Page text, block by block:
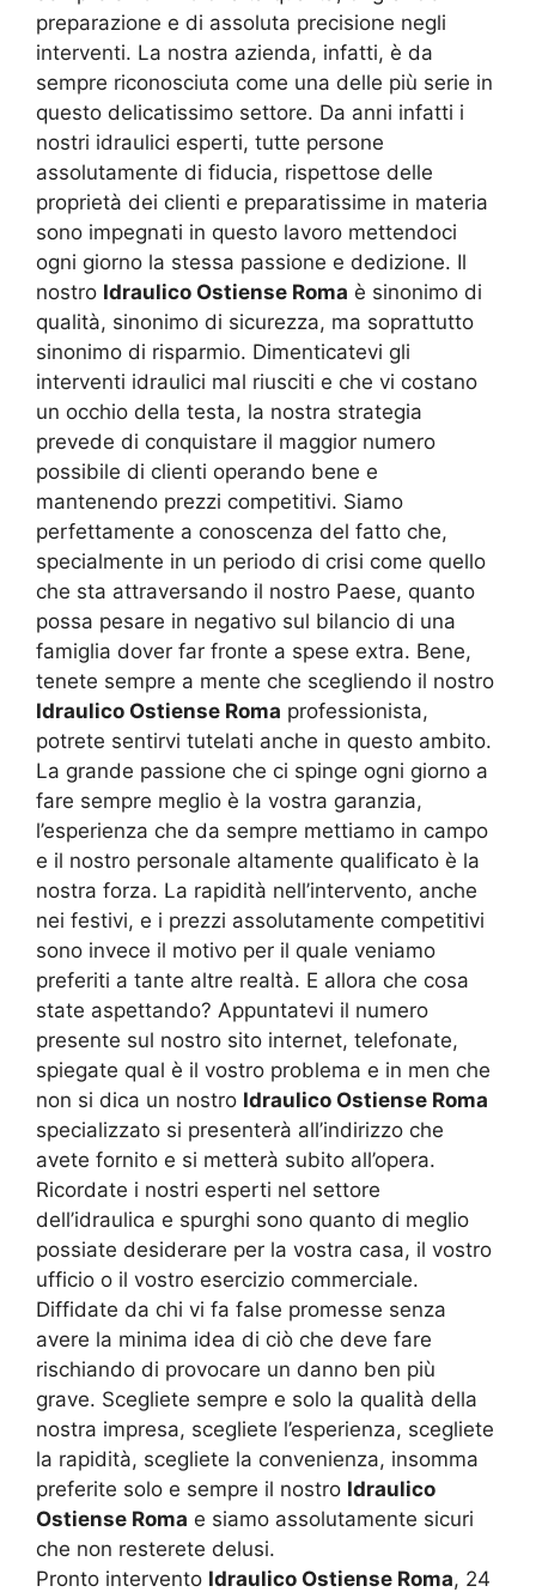
preparazione e di assoluta precisione negli
interventi. La nostra azienda, infatti, è da
sempre riconosciuta come una delle più serie in
questo delicatissimo settore. Da anni infatti i
nostri idraulici esperti, tutte persone
assolutamente di fiducia, rispettose delle
proprietà dei clienti e preparatissime in materia
sono impegnati in questo lavoro mettendoci
ogni giorno la stessa passione e dedizione. Il
nostro Idraulico Ostiense Roma è sinonimo di
qualità, sinonimo di sicurezza, ma soprattutto
sinonimo di risparmio. Dimenticatevi gli
interventi idraulici mal riusciti e che vi costano
un occhio della testa, la nostra strategia
prevede di conquistare il maggior numero
possibile di clienti operando bene e
mantenendo prezzi competitivi. Siamo
perfettamente a conoscenza del fatto che,
specialmente in un periodo di crisi come quello
che sta attraversando il nostro Paese, quanto
possa pesare in negativo sul bilancio di una
famiglia dover far fronte a spese extra. Bene,
tenete sempre a mente che scegliendo il nostro
Idraulico Ostiense Roma professionista,
potrete sentirvi tutelati anche in questo ambito.
La grande passione che ci spinge ogni giorno a
fare sempre meglio è la vostra garanzia,
l’esperienza che da sempre mettiamo in campo
e il nostro personale altamente qualificato è la
nostra forza. La rapidità nell’intervento, anche
nei festivi, e i prezzi assolutamente competitivi
sono invece il motivo per il quale veniamo
preferiti a tante altre realtà. E allora che cosa
state aspettando? Appuntatevi il numero
presente sul nostro sito internet, telefonate,
spiegate qual è il vostro problema e in men che
non si dica un nostro Idraulico Ostiense Roma
specializzato si presenterà all’indirizzo che
avete fornito e si metterà subito all’opera.
Ricordate i nostri esperti nel settore
dell’idraulica e spurghi sono quanto di meglio
possiate desiderare per la vostra casa, il vostro
ufficio o il vostro esercizio commerciale.
Diffidate da chi vi fa false promesse senza
avere la minima idea di ciò che deve fare
rischiando di provocare un danno ben più
grave. Scegliete sempre e solo la qualità della
nostra impresa, scegliete l’esperienza, scegliete
la rapidità, scegliete la convenienza, insomma
preferite solo e sempre il nostro Idraulico
Ostiense Roma e siamo assolutamente sicuri
che non resterete delusi.
Pronto intervento Idraulico Ostiense Roma, 24